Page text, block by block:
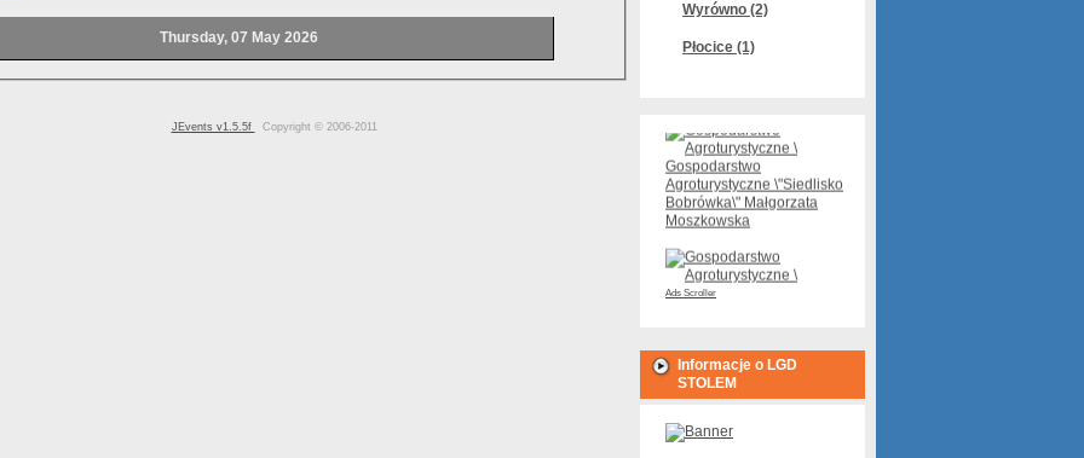
Wyrówno (2)
Płocice (1)
Gospodarstwo
Agroturystyczne \"Siedlisko
Bobrówka\" Małgorzata
Moszkowska
Gospodarstwo
Knopik
Pole biwakowe w Lipuszu
Ads Scroller
Informacje o LGD
STOLEM
Thursday, 07 May 2026
JEvents v1.5.5f Copyright © 2006-2011